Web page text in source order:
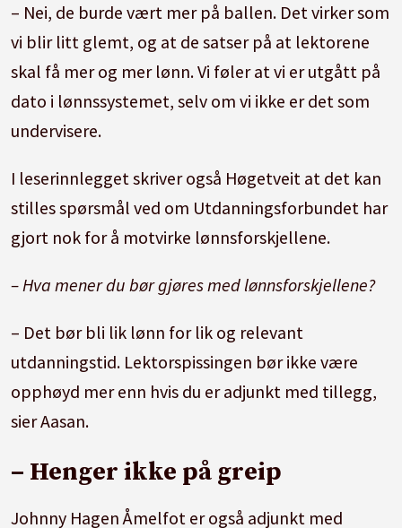
– Nei, de burde vært mer på ballen. Det virker som
vi blir litt glemt, og at de satser på at lektorene
skal få mer og mer lønn. Vi føler at vi er utgått på
dato i lønnssystemet, selv om vi ikke er det som
undervisere.
I leserinnlegget skriver også Høgetveit at det kan
stilles spørsmål ved om Utdanningsforbundet har
gjort nok for å motvirke lønnsforskjellene.
– Hva mener du bør gjøres med lønnsforskjellene?
– Det bør bli lik lønn for lik og relevant
utdanningstid. Lektorspissingen bør ikke være
opphøyd mer enn hvis du er adjunkt med tillegg,
sier Aasan.
– Henger ikke på greip
Johnny Hagen Åmelfot er også adjunkt med